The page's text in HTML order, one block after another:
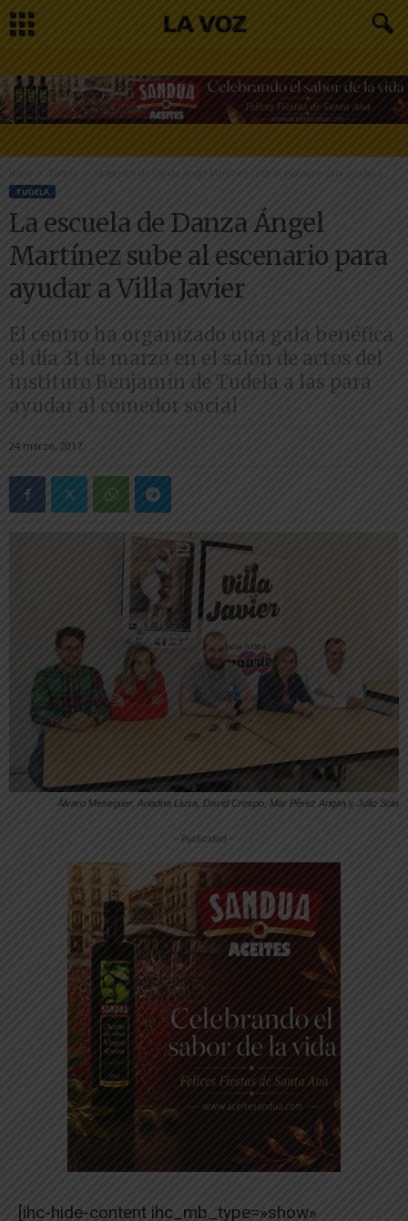
Inicio Tudela La escuela de Danza Ángel Martínez sube al escenario para ayudar a...
TUDELA
La escuela de Danza Ángel
Martínez sube al escenario para
ayudar a Villa Javier
El centro ha organizado una gala benéfica
el día 31 de marzo en el salón de actos del
instituto Benjamín de Tudela a las para
ayudar al comedor social
24 marzo, 2017
Álvaro Meseguer, Ariadna Llusa, David Crespo, Mar Pérez Arigita y Julio Sola
-- Publicidad --
[ihc-hide-content ihc_mb_type=»show»